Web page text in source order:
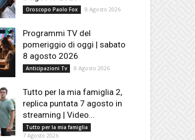
Oroscopo Paolo Fox 8 Agosto 2026
Programmi TV del
pomeriggio di oggi | sabato
8 agosto 2026
Anticipazioni Tv 8 Agosto 2026
Tutto per la mia famiglia 2,
replica puntata 7 agosto in
streaming | Video...
Tutto per la mia famiglia
7 Agosto 2026